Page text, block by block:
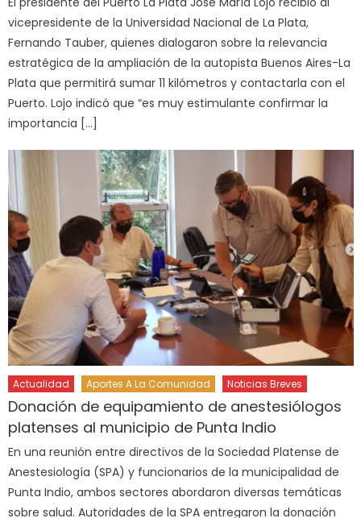
vicepresidente de la Universidad Nacional de La Plata,
Fernando Tauber, quienes dialogaron sobre la relevancia
estratégica de la ampliación de la autopista Buenos Aires-La
Plata que permitirá sumar 11 kilómetros y contactarla con el
Puerto. Lojo indicó que “es muy estimulante confirmar la
importancia […]
Actualidad Aportes A La Comunidad Noticias Breves
Donación de equipamiento de anestesiólogos
platenses al municipio de Punta Indio
En una reunión entre directivos de la Sociedad Platense de
Anestesiología (SPA) y funcionarios de la municipalidad de
Punta Indio, ambos sectores abordaron diversas temáticas
sobre salud. Autoridades de la SPA entregaron la donación